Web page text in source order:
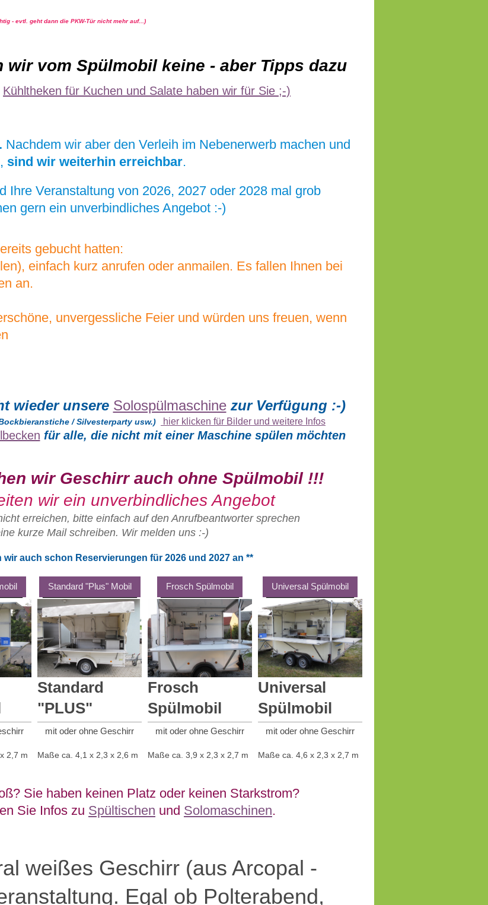
- evtl. geht dann die PKW-Tür nicht mehr auf...)
wir vom Spülmobil keine - aber Tipps dazu
Kühltheken für Kuchen und Salate haben wir für Sie ;-)
Nachdem wir aber den Verleih im Nebenerwerb machen und
sind wir weiterhin erreichbar.
Ihre Veranstaltung von 2026, 2027 oder 2028 mal grob
gern ein unverbindliches Angebot :-)
gebucht hatten:
einfach kurz anrufen oder anmailen. Es fallen Ihnen bei
an.
unvergessliche Feier und würden uns freuen, wenn
wieder unsere Solospülmaschine zur Verfügung :-)
/ Silvesterparty usw.) hier klicken für Bilder und weitere Infos
für alle, die nicht mit einer Maschine spülen möchten
wir Geschirr auch ohne Spülmobil !!!
wir ein unverbindliches Angebot
erreichen, bitte einfach auf den Anrufbeantworter sprechen
kurze Mail schreiben. Wir melden uns :-)
wir auch schon Reservierungen für 2026 und 2027 an **
2,7 m
Standard "Plus" Mobil
Standard
"PLUS"
mit oder ohne Geschirr
Maße ca. 4,1 x 2,3 x 2,6 m
Frosch Spülmobil
Frosch
Spülmobil
mit oder ohne Geschirr
Maße ca. 3,9 x 2,3 x 2,7 m
Universal Spülmobil
Universal
Spülmobil
mit oder ohne Geschirr
Maße ca. 4,6 x 2,3 x 2,7 m
Sie haben keinen Platz oder keinen Starkstrom?
Sie Infos zu Spültischen und Solomaschinen.
weißes Geschirr (aus Arcopal -
Egal ob Polterabend,